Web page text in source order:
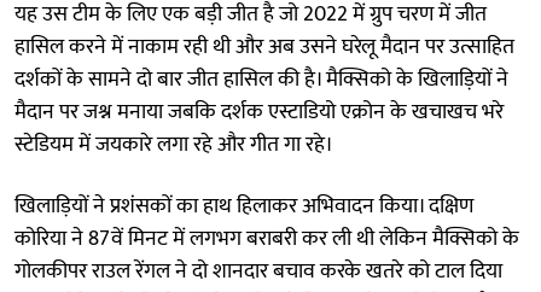
यह उस टीम के लिए एक बड़ी जीत है जो 2022 में ग्रुप चरण में जीत
हासिल करने में नाकाम रही थी और अब उसने घरेलू मैदान पर उत्साहित
दर्शकों के सामने दो बार जीत हासिल की है। मैक्सिको के खिलाड़ियों ने
मैदान पर जश्न मनाया जबकि दर्शक एस्टाडियो एक्रोन के खचाखच भरे
स्टेडियम में जयकारे लगा रहे और गीत गा रहे।
खिलाड़ियों ने प्रशंसकों का हाथ हिलाकर अभिवादन किया। दक्षिण
कोरिया ने 87वें मिनट में लगभग बराबरी कर ली थी लेकिन मैक्सिको के
गोलकीपर राउल रेंगल ने दो शानदार बचाव करके खतरे को टाल दिया